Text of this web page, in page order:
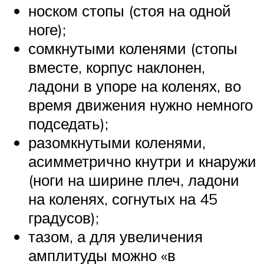
носком стопы (стоя на одной
ноге);
сомкнутыми коленями (стопы
вместе, корпус наклонен,
ладони в упоре на коленях, во
время движения нужно немного
подседать);
разомкнутыми коленями,
асимметрично кнутри и кнаружи
(ноги на ширине плеч, ладони
на коленях, согнутых на 45
градусов);
тазом, а для увеличения
амплитуды можно «в